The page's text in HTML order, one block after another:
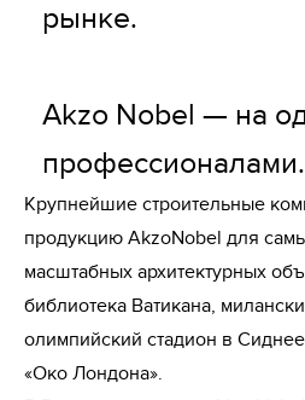
рынке.
Akzo Nobel — на
профессионалами.
Крупнейшие строительные
продукцию AkzoNobel для
масштабных архитектурных
библиотека Ватикана,
олимпийский стадион в
«Око Лондона».